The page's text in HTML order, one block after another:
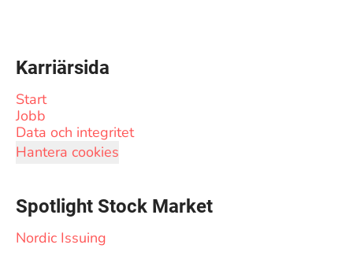
Karriärsida
Start
Jobb
Data och integritet
Hantera cookies
Spotlight Stock Market
Nordic Issuing